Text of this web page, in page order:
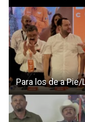
Para los de a Pie/